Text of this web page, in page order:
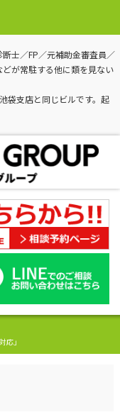
士／FP／元補助金審査員／
が常駐する他に類を見ない
袋支店と同じビルです。起
応」